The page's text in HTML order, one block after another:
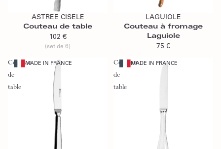
ASTREE CISELE
Couteau de table
102 €
(set de 6)
LAGUIOLE
Couteau à fromage
Laguiole
75 €
Couteau
de
table
MADE IN FRANCE
Ajouter au panier
Couteau
de
table
MADE IN FRANCE
Ajouter au panier